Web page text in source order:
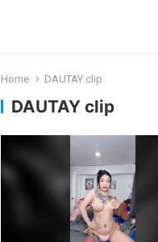
Home DAUTAY clip
DAUTAY clip